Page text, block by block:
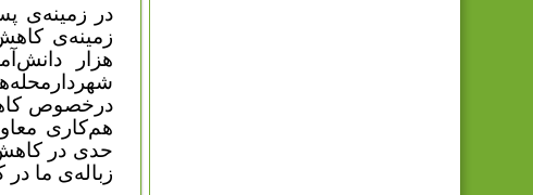
در زمینه‌ی
هزار
درخصوص
هم‌کاری
حدی در
زباله‌ی ما